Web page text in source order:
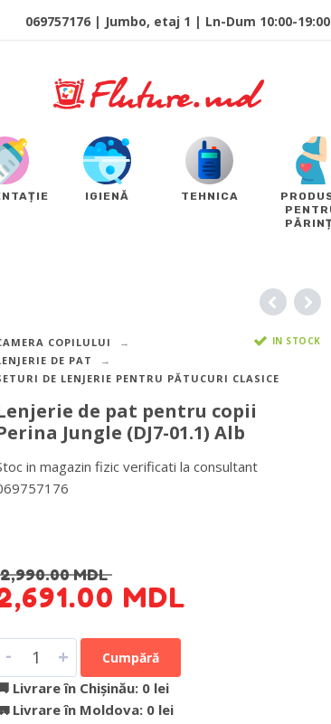
069757176 | Jumbo, etaj 1 | Ln-Dum 10:00-
IGIENĂ TEHNICA
COPILULUI
DE PAT
DE LENJERIE PENTRU PĂTUCURI CLASICE
IN STOCK
de pat pentru copii
Jungle (DJ7-01.1) Alb
in magazin fizic verificati la consultant
2,990.00MDL
MDL
- + Cumpără
Livrare în Chișinău: 0 lei
Livrare în Moldova: 0 lei